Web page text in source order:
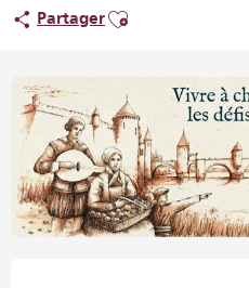
PartagerAjouter aux favoris